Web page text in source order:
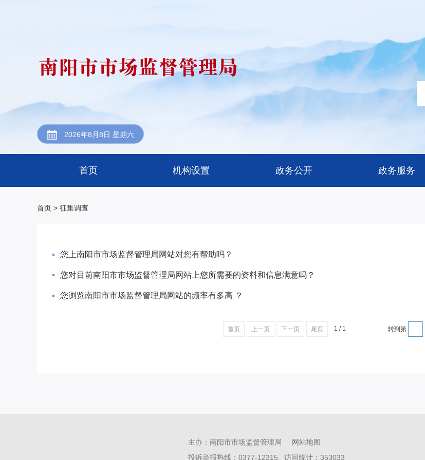
2026年8月8日 星期六
首页 机构设置 政务公开 政务服务
首页 > 征集调查
您上南阳市市场监督管理局网站对您有帮助吗？
您对目前南阳市市场监督管理局网站上您所需要的资料和信息满意吗？
您浏览南阳市市场监督管理局网站的频率有多高 ？
首页 上一页 下一页 尾页 1 / 1 转到第
主办：南阳市市场监督管理局
网站地图
投诉举报热线：0377-12315 访问统计： 353033